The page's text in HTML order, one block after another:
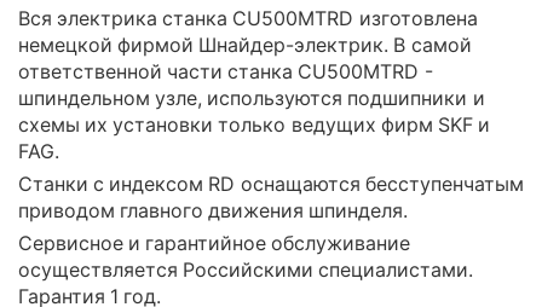
Вся электрика станка CU500MTRD изготовлена
немецкой фирмой Шнайдер-электрик. В самой
ответственной части станка CU500MTRD -
шпиндельном узле, используются подшипники и
схемы их установки только ведущих фирм SKF и
FAG.
Станки с индексом RD оснащаются бесступенчатым
приводом главного движения шпинделя.
Сервисное и гарантийное обслуживание
осуществляется Российскими специалистами.
Гарантия 1 год.